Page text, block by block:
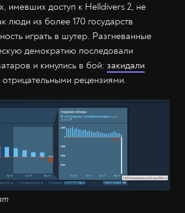
имевших доступ к Helldivers 2, не
люди из более 170 государств
играть в шутер. Разгневанные
демократию последовали
и кинулись в бой: закидали
отрицательными рецензиями.